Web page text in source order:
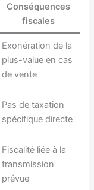
Conséquences
fiscales
Exonération de la
plus-value en cas
de vente
Pas de taxation
spécifique directe
Fiscalité liée à la
transmission
prévue